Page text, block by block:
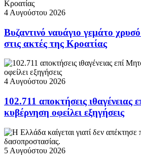
4 Αυγούστου 2026
Βυζαντινό ναυάγιο γεμάτο
στις ακτές της Κροατίας
4 Αυγούστου 2026
102.711 αποκτήσεις
κυβέρνηση οφείλει εξηγήσεις
5 Αυγούστου 2026